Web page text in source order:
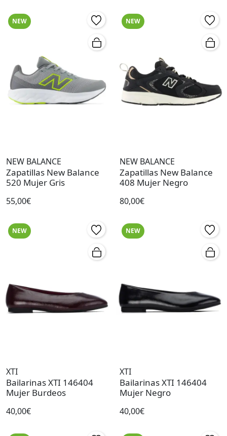
NEW
NEW BALANCE
Zapatillas New Balance
520 Mujer Gris
55,00€
NEW
NEW BALANCE
Zapatillas New Balance
408 Mujer Negro
80,00€
NEW
XTI
Bailarinas XTI 146404
Mujer Burdeos
40,00€
NEW
XTI
Bailarinas XTI 146404
Mujer Negro
40,00€